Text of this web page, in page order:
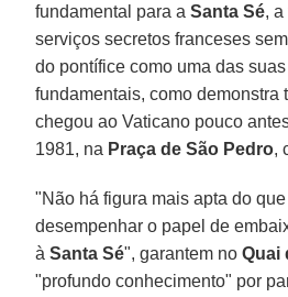
fundamental para aSanta Sé,
serviços secretos franceses
do pontífice como uma das
fundamentais, como demonstra
chegou ao Vaticano pouco
1981, na Praça de São Pedro,
"Não há figura mais apta do
desempenhar o papel de
àSanta Sé", garantem noQuai
"profundo conhecimento" por